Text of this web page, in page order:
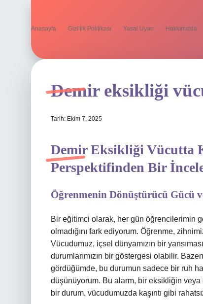
Anasayfa Gizlilik Politikası Yasal Uyarı Hakkımızda
Demir eksikliği
Tarih: Ekim 7, 2025
Demir Eksikliği Vücutta
Perspektifinden Bir
Öğrenmenin Dönüştürücü Gücü
Bir eğitimci olarak, her gün öğrencilerimin
olmadığını fark ediyorum. Öğrenme,
Vücudumuz, içsel dünyamızın bir
durumlarımızın bir göstergesi olabilir.
gördüğümde, bu durumun sadece bir ruh
düşünüyorum. Bu alarm, bir eksikliğin
bir durum, vücudumuzda kaşıntı gibi